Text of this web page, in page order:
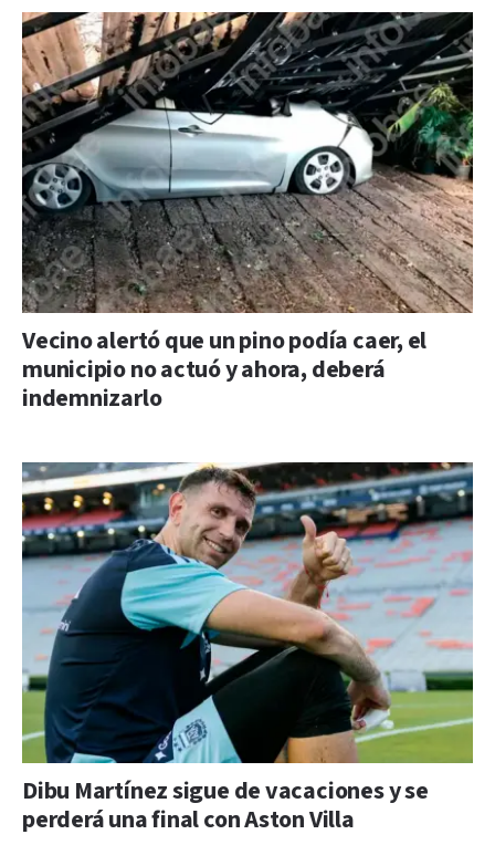
Vecino alertó que un pino podía caer, el
municipio no actuó y ahora, deberá
indemnizarlo
Dibu Martínez sigue de vacaciones y se
perderá una final con Aston Villa